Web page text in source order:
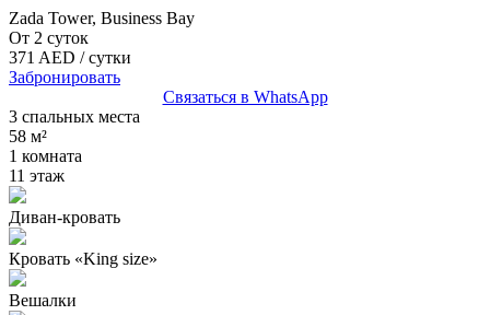
Zada Tower, Business Bay
От 2 суток
371 AED / сутки
Забронировать
Связаться в WhatsApp
3 спальных места
58 м²
1 комната
11 этаж
Диван-кровать
Кровать «King size»
Вешалки